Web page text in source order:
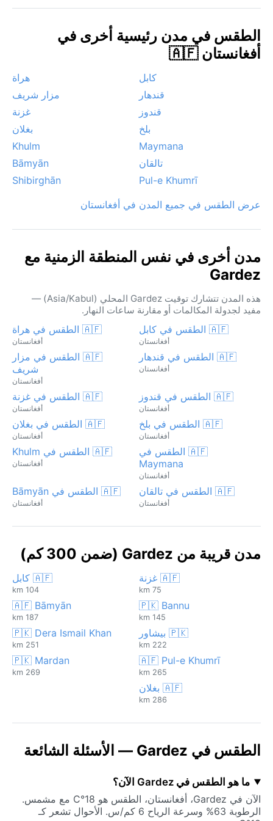
الجوية الملحوظة فتشمل العواصف الترابية التي تثيرها الرياح
في الصيف، وموجات البرد القارس مع تساقط الثلوج التي قد
تعزل المدينة مؤقتاً عن الطرق الرئيسية. لا تشهد المنطقة
أمطاراً موسمية أو رياحاً حارة كالسيروكو، لكن الضباب
الكثيف يغطي الوديان صباحاً في فصلي الشتاء والربيع.
الطقس في مدن رئيسية أخرى في
أفغانستان 🇦🇫
كابل
هراة
قندهار
مزار شريف
قندوز
غزنة
بلخ
بغلان
Maymana
Khulm
تالقان
Bāmyān
Pul-e Khumrī
Shibirghān
عرض الطقس في جميع المدن في أفغانستان
مدن أخرى في نفس المنطقة الزمنية مع
Gardez
هذه المدن تتشارك توقيت Gardez المحلي (Asia/Kabul) —
مفيد لجدولة المكالمات أو مقارنة ساعات النهار.
🇦🇫 الطقس في كابل
أفغانستان
🇦🇫 الطقس في هراة
أفغانستان
🇦🇫 الطقس في قندهار
أفغانستان
🇦🇫 الطقس في مزار
شريف
أفغانستان
🇦🇫 الطقس في قندوز
أفغانستان
🇦🇫 الطقس في غزنة
أفغانستان
🇦🇫 الطقس في بلخ
أفغانستان
🇦🇫 الطقس في بغلان
أفغانستان
🇦🇫 الطقس في
Maymana
أفغانستان
🇦🇫 الطقس في Khulm
أفغانستان
🇦🇫 الطقس في تالقان
أفغانستان
🇦🇫 الطقس في Bāmyān
أفغانستان
مدن قريبة من Gardez (ضمن 300 كم)
🇦🇫 غزنة
75 km
🇦🇫 كابل
104 km
🇵🇰 Bannu
145 km
🇦🇫 Bāmyān
187 km
🇵🇰 بيشاور
222 km
🇵🇰 Dera Ismail Khan
251 km
🇦🇫 Pul-e Khumrī
265 km
🇵🇰 Mardan
269 km
🇦🇫 بغلان
286 km
الطقس في Gardez — الأسئلة الشائعة
ما هو الطقس في Gardez الآن؟
الآن في Gardez، أفغانستان، الطقس هو 18°C مع مشمس.
الرطوبة 63% وسرعة الرياح 6 كم/س. الأحوال تشعر كـ